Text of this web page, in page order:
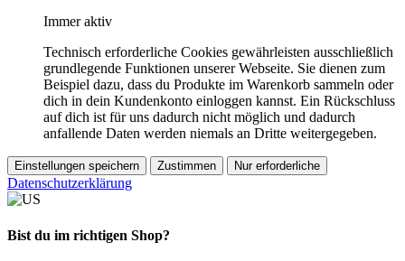
Immer aktiv
Technisch erforderliche Cookies gewährleisten ausschließlich
grundlegende Funktionen unserer Webseite. Sie dienen zum
Beispiel dazu, dass du Produkte im Warenkorb sammeln oder
dich in dein Kundenkonto einloggen kannst. Ein Rückschluss
auf dich ist für uns dadurch nicht möglich und dadurch
anfallende Daten werden niemals an Dritte weitergegeben.
Einstellungen speichern Zustimmen Nur erforderliche
Datenschutzerklärung
Bist du im richtigen Shop?